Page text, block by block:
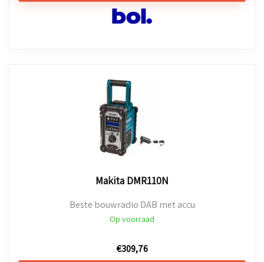
Makita DMR110N
Beste bouwradio DAB met accu
Op voorraad
€309,76